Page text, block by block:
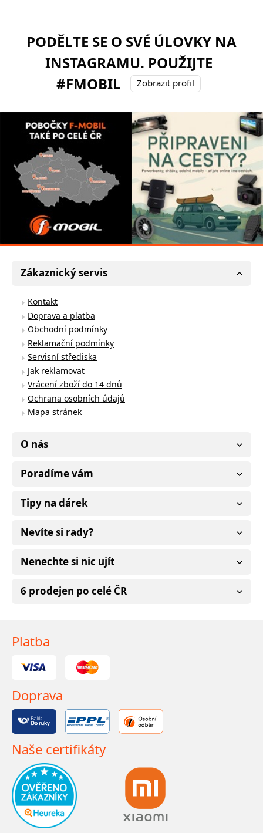
PODĚLTE SE O SVÉ ÚLOVKY NA
INSTAGRAMU. POUŽIJTE
#FMOBIL
Zobrazit profil
Zákaznický servis
Kontakt
Doprava a platba
Obchodní podmínky
Reklamační podmínky
Servisní střediska
Jak reklamovat
Vrácení zboží do 14 dnů
Ochrana osobních údajů
Mapa stránek
O nás
Poradíme vám
Tipy na dárek
Nevíte si rady?
Nenechte si nic ujít
6 prodejen po celé ČR
Platba
Doprava
Naše certifikáty